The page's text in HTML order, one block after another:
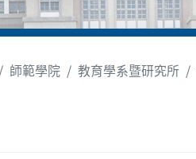
師範學院 教育學系暨研究所